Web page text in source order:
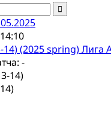
14:10
14) (2025 spring) Лига
-